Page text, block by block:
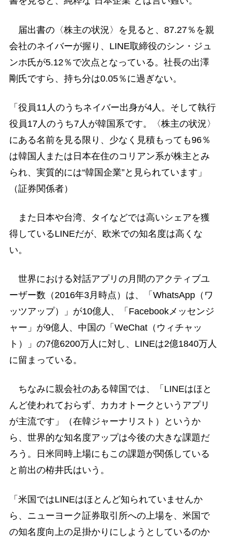
届出書の〈株主の状況〉を見ると、87.27％を親
会社のネイバーが握り、LINE取締役のシン・ジュ
ンホ氏が5.12％で次点となっている。社長の出澤
剛氏ですら、持ち分は0.05％に過ぎない。
「役員11人のうちネイバー出身が4人。そして執行
役員17人のうち7人が韓国系です。〈株主の状況〉
にある名前を見る限り、少なく見積もっても96％
は韓国人または日本在住のコリアン系が株主とみ
られ、実質的には“韓国企業”と見られています」
（証券関係者）
また日本や台湾、タイなどでは高いシェアを獲
得しているLINEだが、欧米での知名度は高くな
い。
世界における対話アプリの月間のアクティブユ
ーザー数（2016年3月時点）は、「WhatsApp（ワ
ッツアップ）」が10億人、「Facebookメッセンジ
ャー」が9億人、中国の「WeChat（ウィチャッ
ト）」の7億6200万人に対し、LINEは2億1840万人
に留まっている。
ちなみに親会社のある韓国では、「LINEはほと
んど使われておらず、カカオトークというアプリ
が主流です」（在韓ジャーナリスト）というか
ら、世界的な知名度アップは今後の大きな課題だ
ろう。日米同時上場にもこの課題が関係している
と前出の栫井氏はいう。
「米国ではLINEはほとんど知られていませんか
ら、ニューヨーク証券取引所への上場を、米国で
の知名度向上の足掛かりにしようとしているのか